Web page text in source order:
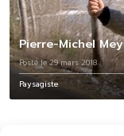
Pierre-Michel
Posté le 29 mars 2018
Paysagiste